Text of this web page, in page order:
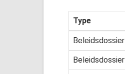
Type
Beleidsdossier
Beleidsdossier